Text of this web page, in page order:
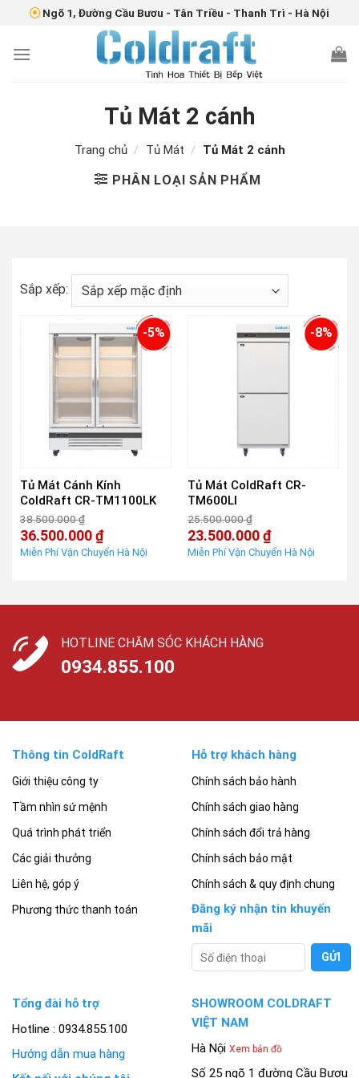
content
Ngõ 1, Đường Cầu Bươu - Tân Triều - Thanh Trì - Hà Nội
Tủ Mát 2 cánh
Trang chủ / Tủ Mát / Tủ Mát 2 cánh
PHÂN LOẠI SẢN PHẨM
Sắp xếp:
-5%
Tủ Mát Cánh Kính
ColdRaft CR-TM1100LK
38.500.000₫
Giá
gốc
là:
36.500.000₫
Giá
-8%
Tủ Mát ColdRaft CR-
TM600LI
25.500.000₫
Giá
gốc
là:
23.500.000₫
Giá
HOTLINE CHĂM SÓC KHÁCH HÀNG
0934.855.100
Thông tin ColdRaft
Giới thiệu công ty
Tầm nhìn sứ mệnh
Quá trình phát triển
Các giải thưởng
Liên hệ, góp ý
Phương thức thanh toán
Hỗ trợ khách hàng
Chính sách bảo hành
Chính sách giao hàng
Chính sách đổi trả hàng
Chính sách bảo mật
Chính sách & quy định chung
Đăng ký nhận tin khuyến
mãi
Tổng đài hỗ trợ
Hotline : 0934.855.100
Hướng dẫn mua hàng
SHOWROOM COLDRAFT
VIỆT NAM
Hà Nội Xem bản đồ
Số 25 ngõ 1 đường Cầu Bươu